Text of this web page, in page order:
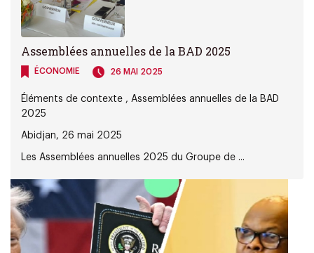
Assemblées annuelles de la BAD 2025
ÉCONOMIE 26 MAI 2025
Éléments de contexte , Assemblées annuelles de la BAD
2025
Abidjan, 26 mai 2025
Les Assemblées annuelles 2025 du Groupe de ...